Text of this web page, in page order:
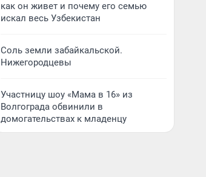
как он живет и почему его семью
искал весь Узбекистан
Соль земли забайкальской.
Нижегородцевы
Участницу шоу «Мама в 16» из
Волгограда обвинили в
домогательствах к младенцу